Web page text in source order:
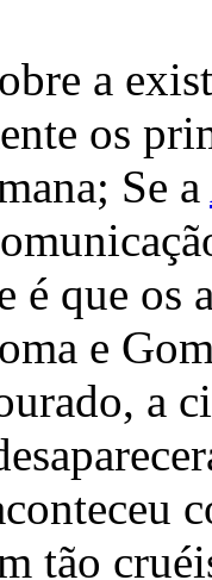
a
os
Se a
é que os
e
a
tão